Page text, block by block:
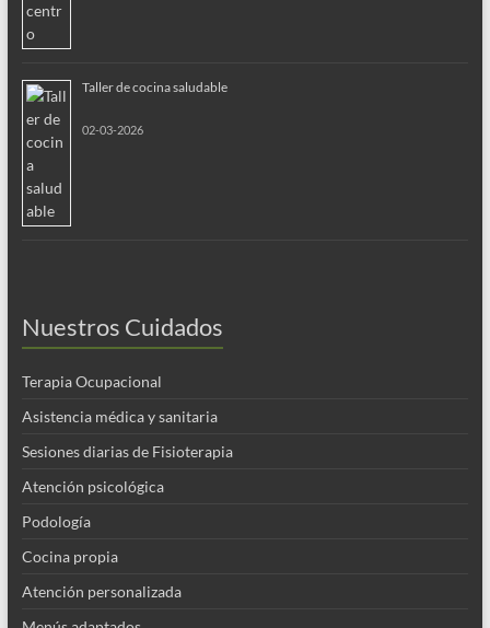
Taller de cocina saludable
02-03-2026
Nuestros Cuidados
Terapia Ocupacional
Asistencia médica y sanitaria
Sesiones diarias de Fisioterapia
Atención psicológica
Podología
Cocina propia
Atención personalizada